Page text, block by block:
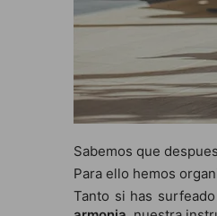
Sabemos que
Para ello hemos
Tanto si has